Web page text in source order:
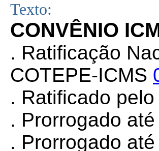
Texto:
CONVÊNIO
. Ratificação
COTEPE-ICMS
. Ratificado
. Prorrogado
. Prorrogado